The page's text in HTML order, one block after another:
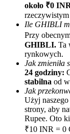
Polecaj
Zaproś
BTC Welcome
około ₹0
Ile GHIBLI
Przy
GHIBLI. Ta
rynkowych.
Jak zmieniła
24 godziny:
stabilna od
Jak
Użyj naszego
strony, aby
Rupee. Oto
₹10 INR = 0